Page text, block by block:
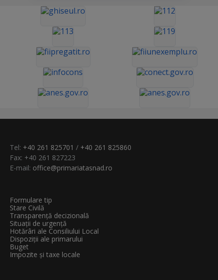
Tel: +40 261 825701 / +40 261 825860
Fax: +40 261 827223
E-mail: office@primariatasnad.ro
Formulare tip
Stare Civilă
Transparenţă decizională
Situații de urgență
Hotărâri ale Consiliului Local
Dispoziții ale primarului
Buget
Impozite și taxe locale